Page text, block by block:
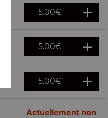
5.00€
5.00€
5.00€
Actuellement non